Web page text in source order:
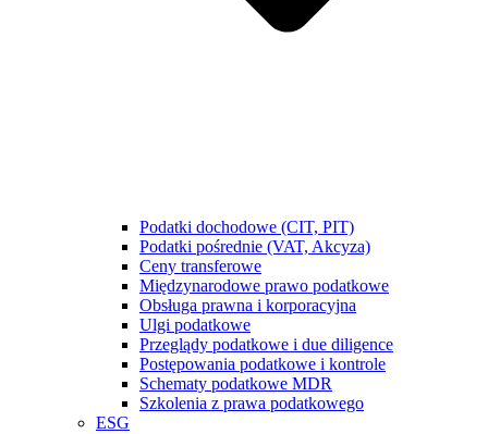
Podatki dochodowe (CIT, PIT)
Podatki pośrednie (VAT, Akcyza)
Ceny transferowe
Międzynarodowe prawo podatkowe
Obsługa prawna i korporacyjna
Ulgi podatkowe
Przeglądy podatkowe i due diligence
Postępowania podatkowe i kontrole
Schematy podatkowe MDR
Szkolenia z prawa podatkowego
ESG